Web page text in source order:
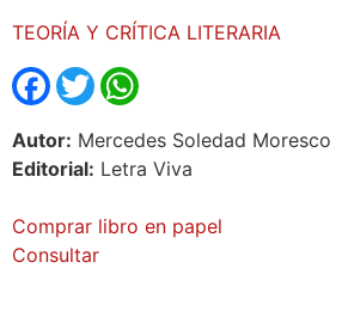
TEORÍA Y CRÍTICA LITERARIA
Facebook
Twitter
Autor: Mercedes Soledad Moresco
Editorial: Letra Viva
Comprar libro en papel
Consultar